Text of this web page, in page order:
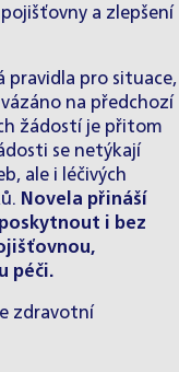
a zlepšení
pravidla pro situace,
na předchozí
žádostí je přitom
se netýkají
ale i léčivých
Novela přináší
i bez
péči.
zdravotní